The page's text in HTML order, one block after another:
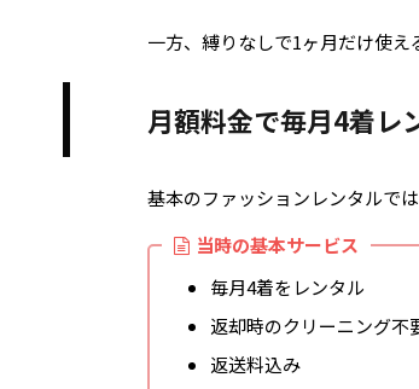
一方、縛りなしで1ヶ月だけ使え
月額料金で毎月4着レ
基本のファッションレンタルで
当時の基本サービス
毎月4着をレンタル
返却時のクリーニング不
返送料込み